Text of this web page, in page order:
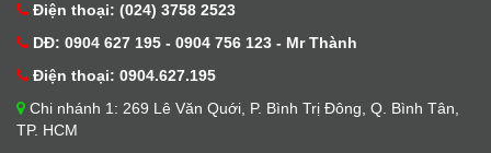
Điện thoại: (024) 3758 2523
DĐ: 0904 627 195 - 0904 756 123 - Mr Thành
Điện thoại: 0904.627.195
Chi nhánh 1: 269 Lê Văn Quới, P. Bình Trị Đông, Q. Bình Tân,
TP. HCM